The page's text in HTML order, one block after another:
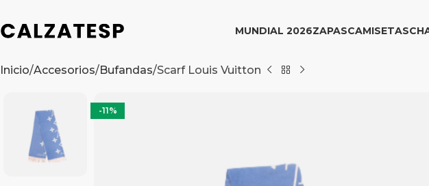
MUNDIAL 2026ZAPASCAMISETAS
Inicio Accesorios Bufandas Scarf Louis Vuitton
-11%